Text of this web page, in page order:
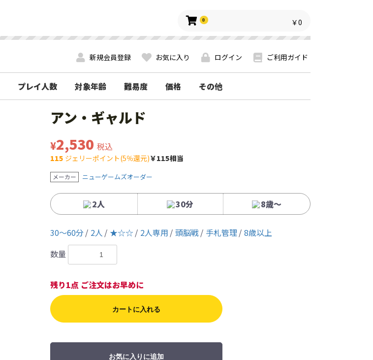
0 ￥0
新規会員登録 お気に入り ログイン ご利用ガイド
プレイ人数 対象年齢 難易度 価格 その他
アン・ギャルド
¥2,530 税込
115 ジェリーポイント(5％還元)￥115相当
メーカー ニューゲームズオーダー
2人 30分 8歳〜
30〜60分 2人 ★☆☆ 2人専用 頭脳戦 手札管理 8歳以上
数量
残り1点 ご注文はお早めに
カートに入れる
お気に入りに追加